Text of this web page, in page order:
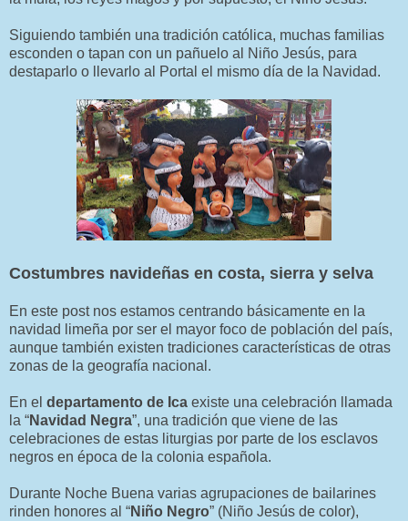
Siguiendo también una tradición católica, muchas familias
esconden o tapan con un pañuelo al Niño Jesús, para
destaparlo o llevarlo al Portal el mismo día de la Navidad.
Costumbres navideñas en costa, sierra y selva
En este post nos estamos centrando básicamente en la
navidad limeña por ser el mayor foco de población del país,
aunque también existen tradiciones características de otras
zonas de la geografía nacional.
En el departamento de Ica existe una celebración llamada
la “Navidad Negra”, una tradición que viene de las
celebraciones de estas liturgias por parte de los esclavos
negros en época de la colonia española.
Durante Noche Buena varias agrupaciones de bailarines
rinden honores al “Niño Negro” (Niño Jesús de color),